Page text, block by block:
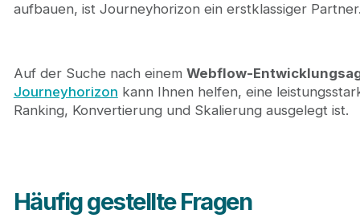
aufbauen, ist Journeyhorizon ein erstklassiger
Auf der Suche nach einem Webflow-
Journeyhorizon kann Ihnen helfen, eine
Ranking, Konvertierung und Skalierung ausgelegt ist.
Häufig gestellte Fragen